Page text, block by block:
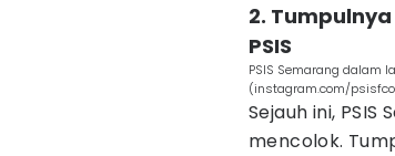
2.
PSIS
PSIS Semarang dalam
(instagram.com/
Sejauh ini,
mencolok.